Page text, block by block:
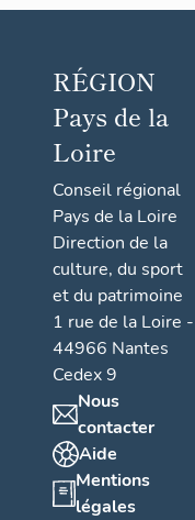
RÉGION
Pays de la
Loire
Conseil régional
Pays de la Loire
Direction de la
culture, du sport
et du patrimoine
1 rue de la Loire -
44966 Nantes
Cedex 9
Nous
contacter
Aide
Mentions
légales